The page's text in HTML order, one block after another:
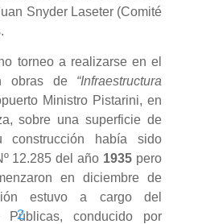
Snyder Laseter (Comité
torneo a realizarse en el
obras de “Infraestructura
Ministro Pistarini, en
sobre una superficie de
construcción había sido
12.285 del año 1935 pero
en diciembre de
estuvo a cargo del
Públicas, conducido por
2